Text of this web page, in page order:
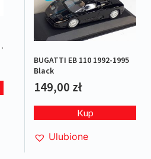
BUGATTI EB 110 1992-1995
Black
149,00 zł
Kup
Ulubione